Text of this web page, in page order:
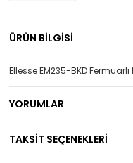
ÜRÜN BİLGİSİ
Ellesse EM235-BKD
YORUMLAR
TAKSİT SEÇENEKLERİ